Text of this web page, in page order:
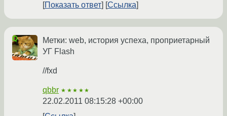
Показать ответ
Ссылка
Метки: web, история успеха, проприетарный
УГ Flash
//fxd
qbbr ★★★★★
22.02.2011 08:15:28 +00:00